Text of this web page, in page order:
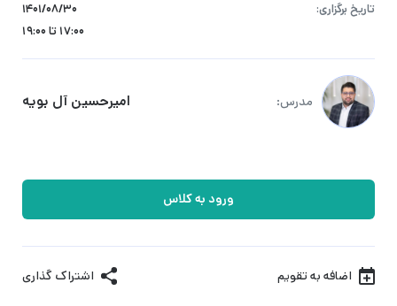
تاریخ برگزاری:
۱۴۰۱/۰۸/۳۰
17:00 تا 19:00
مدرس: امیرحسین آل بویه
ورود به کلاس
اضافه به تقویم اشتراک گذاری